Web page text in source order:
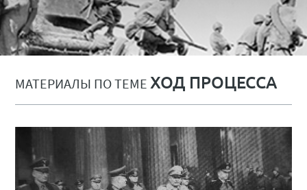
МАТЕРИАЛЫ ПО ТЕМЕХОД ПРОЦЕССА